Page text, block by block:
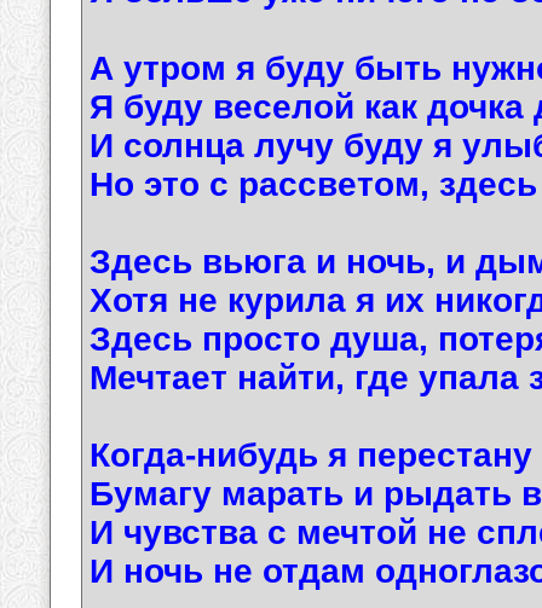
А утром я буду быть
Я буду веселой как дочка
И солнца лучу буду я
Но это с рассветом,
Здесь вьюга и ночь, и
Хотя не курила я их
Здесь просто душа,
Мечтает найти, где упала
Когда-нибудь я
Бумагу марать и рыдать
И чувства с мечтой не
И ночь не отдам